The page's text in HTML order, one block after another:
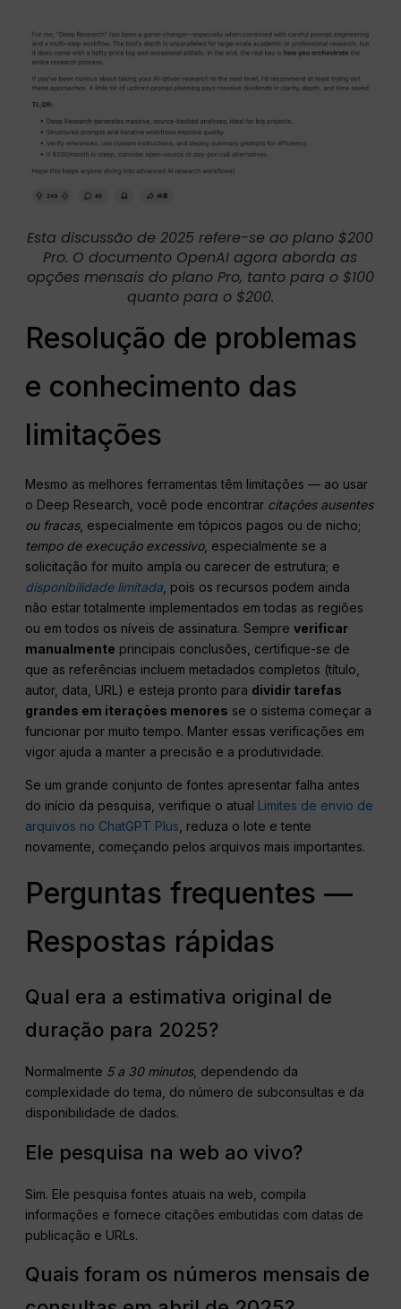
Esta discussão de 2025 refere-se ao plano $200
Pro. O documento OpenAI agora aborda as
opções mensais do plano Pro, tanto para o $100
quanto para o $200.
Resolução de problemas
e conhecimento das
limitações
Mesmo as melhores ferramentas têm limitações — ao usar
o Deep Research, você pode encontrar citações ausentes
ou fracas, especialmente em tópicos pagos ou de nicho;
tempo de execução excessivo, especialmente se a
solicitação for muito ampla ou carecer de estrutura; e
disponibilidade limitada , pois os recursos podem ainda
não estar totalmente implementados em todas as regiões
ou em todos os níveis de assinatura. Sempreverificar
manualmente principais conclusões, certifique-se de
que as referências incluem metadados completos (título,
autor, data, URL) e esteja pronto para dividir tarefas
grandes em iterações menores se o sistema começar a
funcionar por muito tempo. Manter essas verificações em
vigor ajuda a manter a precisão e a produtividade.
Se um grande conjunto de fontes apresentar falha antes
do início da pesquisa, verifique o atual Limites de envio de
arquivos no ChatGPT Plus , reduza o lote e tente
novamente, começando pelos arquivos mais importantes.
Perguntas frequentes —
Respostas rápidas
Qual era a estimativa original de
duração para 2025?
Normalmente 5 a 30 minutos, dependendo da
complexidade do tema, do número de subconsultas e da
disponibilidade de dados.
Ele pesquisa na web ao vivo?
Sim. Ele pesquisa fontes atuais na web, compila
informações e fornece citações embutidas com datas de
publicação e URLs.
Quais foram os números mensais de